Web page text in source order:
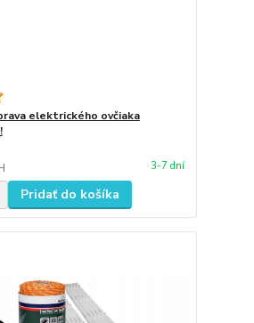
elektrického ovčiaka
3-7 dní
Pridať do košíka